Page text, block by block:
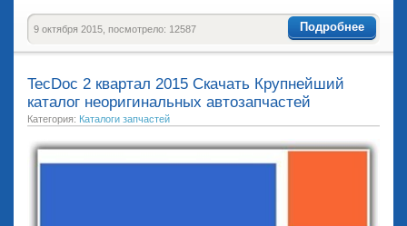
Подробнее
9 октября 2015, посмотрело: 12587
TecDoc 2 квартал 2015 Скачать Крупнейший
каталог неоригинальных автозапчастей
Категория: Каталоги запчастей